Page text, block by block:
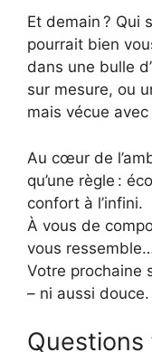
Et demain ? Qui
pourrait bien
dans une bulle
sur mesure, ou
mais vécue
Au cœur de
qu’une règle :
confort à l’infini.
À vous de
vous
Votre prochaine
– ni aussi douce.